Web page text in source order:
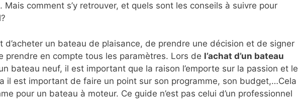
Mais comment s’y retrouver, et quels sont les conseils à suivre pour
d’acheter un bateau de plaisance, de prendre une décision et de signer
prendre en compte tous les paramètres. Lors de l’achat d’un bateau
bateau neuf, il est important que la raison l’emporte sur la passion et le
il est important de faire un point sur son programme, son budget,…Cela
pour un bateau à moteur. Ce guide n’est pas celui d’un professionnel